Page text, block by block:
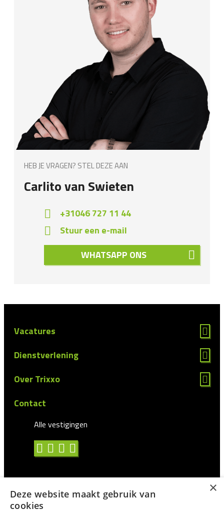
HEB JE VRAGEN? STEL DEZE AAN
Carlito van Swieten
+31046 727 11 44
Stuur een e-mail
WHATSAPP ONS
Vacatures
Dienstverlening
Over Trixxo
Contact
Alle vestigingen
Algemene voorwaarden
×
Deze website maakt gebruik van
cookies